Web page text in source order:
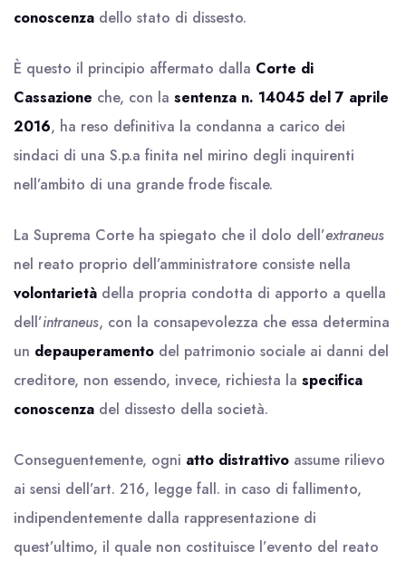
conoscenza dello stato di dissesto.
È questo il principio affermato dalla Corte di
Cassazione che, con la sentenza n. 14045 del 7 aprile
2016, ha reso definitiva la condanna a carico dei
sindaci di una S.p.a finita nel mirino degli inquirenti
nell’ambito di una grande frode fiscale.
La Suprema Corte ha spiegato che il dolo dell’extraneus
nel reato proprio dell’amministratore consiste nella
volontarietà della propria condotta di apporto a quella
dell’intraneus, con la consapevolezza che essa determina
un depauperamento del patrimonio sociale ai danni del
creditore, non essendo, invece, richiesta la specifica
conoscenza del dissesto della società.
Conseguentemente, ogni atto distrattivo assume rilievo
ai sensi dell’art. 216, legge fall. in caso di fallimento,
indipendentemente dalla rappresentazione di
quest’ultimo, il quale non costituisce l’evento del reato